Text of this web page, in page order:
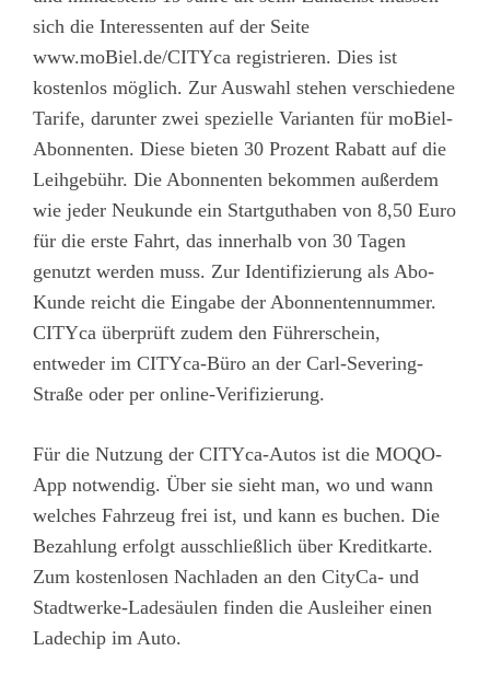
sich die Interessenten auf der Seite
www.moBiel.de/CITYca registrieren. Dies ist
kostenlos möglich. Zur Auswahl stehen verschiedene
Tarife, darunter zwei spezielle Varianten für moBiel-
Abonnenten. Diese bieten 30 Prozent Rabatt auf die
Leihgebühr. Die Abonnenten bekommen außerdem
wie jeder Neukunde ein Startguthaben von 8,50 Euro
für die erste Fahrt, das innerhalb von 30 Tagen
genutzt werden muss. Zur Identifizierung als Abo-
Kunde reicht die Eingabe der Abonnentennummer.
CITYca überprüft zudem den Führerschein,
entweder im CITYca-Büro an der Carl-Severing-
Straße oder per online-Verifizierung.
Für die Nutzung der CITYca-Autos ist die MOQO-
App notwendig. Über sie sieht man, wo und wann
welches Fahrzeug frei ist, und kann es buchen. Die
Bezahlung erfolgt ausschließlich über Kreditkarte.
Zum kostenlosen Nachladen an den CityCa- und
Stadtwerke-Ladesäulen finden die Ausleiher einen
Ladechip im Auto.